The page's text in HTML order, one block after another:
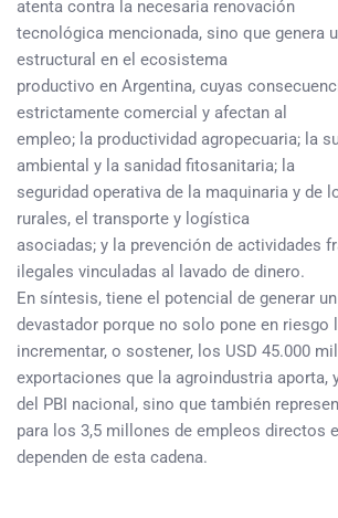
atenta contra la necesaria renovación
tecnológica mencionada, sino que genera
estructural en el ecosistema
productivo en Argentina, cuyas
estrictamente comercial y afectan al
empleo; la productividad agropecuaria; la
ambiental y la sanidad fitosanitaria; la
seguridad operativa de la maquinaria y de
rurales, el transporte y logística
asociadas; y la prevención de actividades
ilegales vinculadas al lavado de dinero.
En síntesis, tiene el potencial de generar
devastador porque no solo pone en riesgo
incrementar, o sostener, los USD 45.000
exportaciones que la agroindustria aporta,
del PBI nacional, sino que también
para los 3,5 millones de empleos directos
dependen de esta cadena.